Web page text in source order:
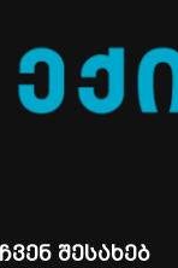
ჩვენ შესახებ